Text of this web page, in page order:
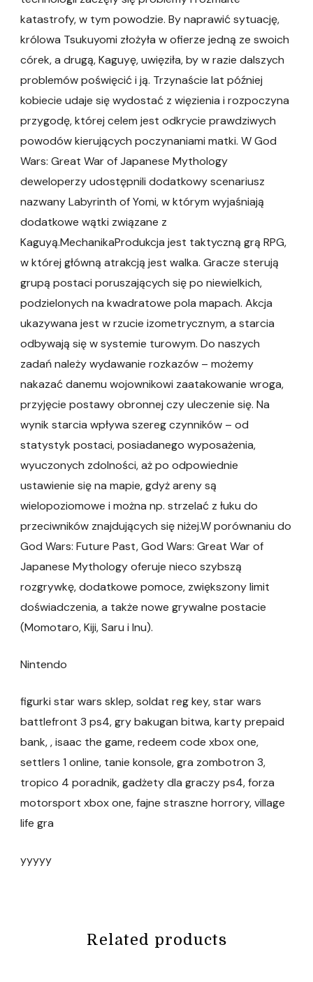
katastrofy, w tym powodzie. By naprawić sytuację,
królowa Tsukuyomi złożyła w ofierze jedną ze swoich
córek, a drugą, Kaguyę, uwięziła, by w razie dalszych
problemów poświęcić i ją. Trzynaście lat później
kobiecie udaje się wydostać z więzienia i rozpoczyna
przygodę, której celem jest odkrycie prawdziwych
powodów kierujących poczynaniami matki. W God
Wars: Great War of Japanese Mythology
deweloperzy udostępnili dodatkowy scenariusz
nazwany Labyrinth of Yomi, w którym wyjaśniają
dodatkowe wątki związane z
Kaguyą.MechanikaProdukcja jest taktyczną grą RPG,
w której główną atrakcją jest walka. Gracze sterują
grupą postaci poruszających się po niewielkich,
podzielonych na kwadratowe pola mapach. Akcja
ukazywana jest w rzucie izometrycznym, a starcia
odbywają się w systemie turowym. Do naszych
zadań należy wydawanie rozkazów – możemy
nakazać danemu wojownikowi zaatakowanie wroga,
przyjęcie postawy obronnej czy uleczenie się. Na
wynik starcia wpływa szereg czynników – od
statystyk postaci, posiadanego wyposażenia,
wyuczonych zdolności, aż po odpowiednie
ustawienie się na mapie, gdyż areny są
wielopoziomowe i można np. strzelać z łuku do
przeciwników znajdujących się niżej.W porównaniu do
God Wars: Future Past, God Wars: Great War of
Japanese Mythology oferuje nieco szybszą
rozgrywkę, dodatkowe pomoce, zwiększony limit
doświadczenia, a także nowe grywalne postacie
(Momotaro, Kiji, Saru i Inu).
Nintendo
figurki star wars sklep, soldat reg key, star wars
battlefront 3 ps4, gry bakugan bitwa, karty prepaid
bank, , isaac the game, redeem code xbox one,
settlers 1 online, tanie konsole, gra zombotron 3,
tropico 4 poradnik, gadżety dla graczy ps4, forza
motorsport xbox one, fajne straszne horrory, village
life gra
yyyyy
Related products